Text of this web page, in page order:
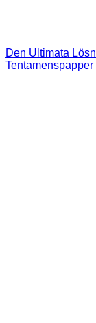
Den Ultimata
Tentamenspapper